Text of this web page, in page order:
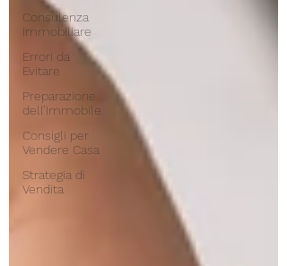
Consulenza
Immobiliare
Errori da
Evitare
Preparazione
dell’Immobile
Consigli per
Vendere Casa
Strategia di
Vendita